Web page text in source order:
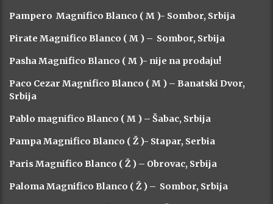
Pampero Magnifico Blanco ( M )- Sombor, Srbija
Pirate Magnifico Blanco ( M ) – Sombor, Srbija
Pasha Magnifico Blanco ( M )- nije na prodaju!
Paco Cezar Magnifico Blanco ( M ) – Banatski Dvor,
Srbija
Pablo magnifico Blanco ( M ) – Šabac, Srbija
Pampa Magnifico Blanco ( Ž )- Stapar, Serbia
Paris Magnifico Blanco ( Ž ) – Obrovac, Srbija
Paloma Magnifico Blanco ( Ž ) – Sombor, Srbija